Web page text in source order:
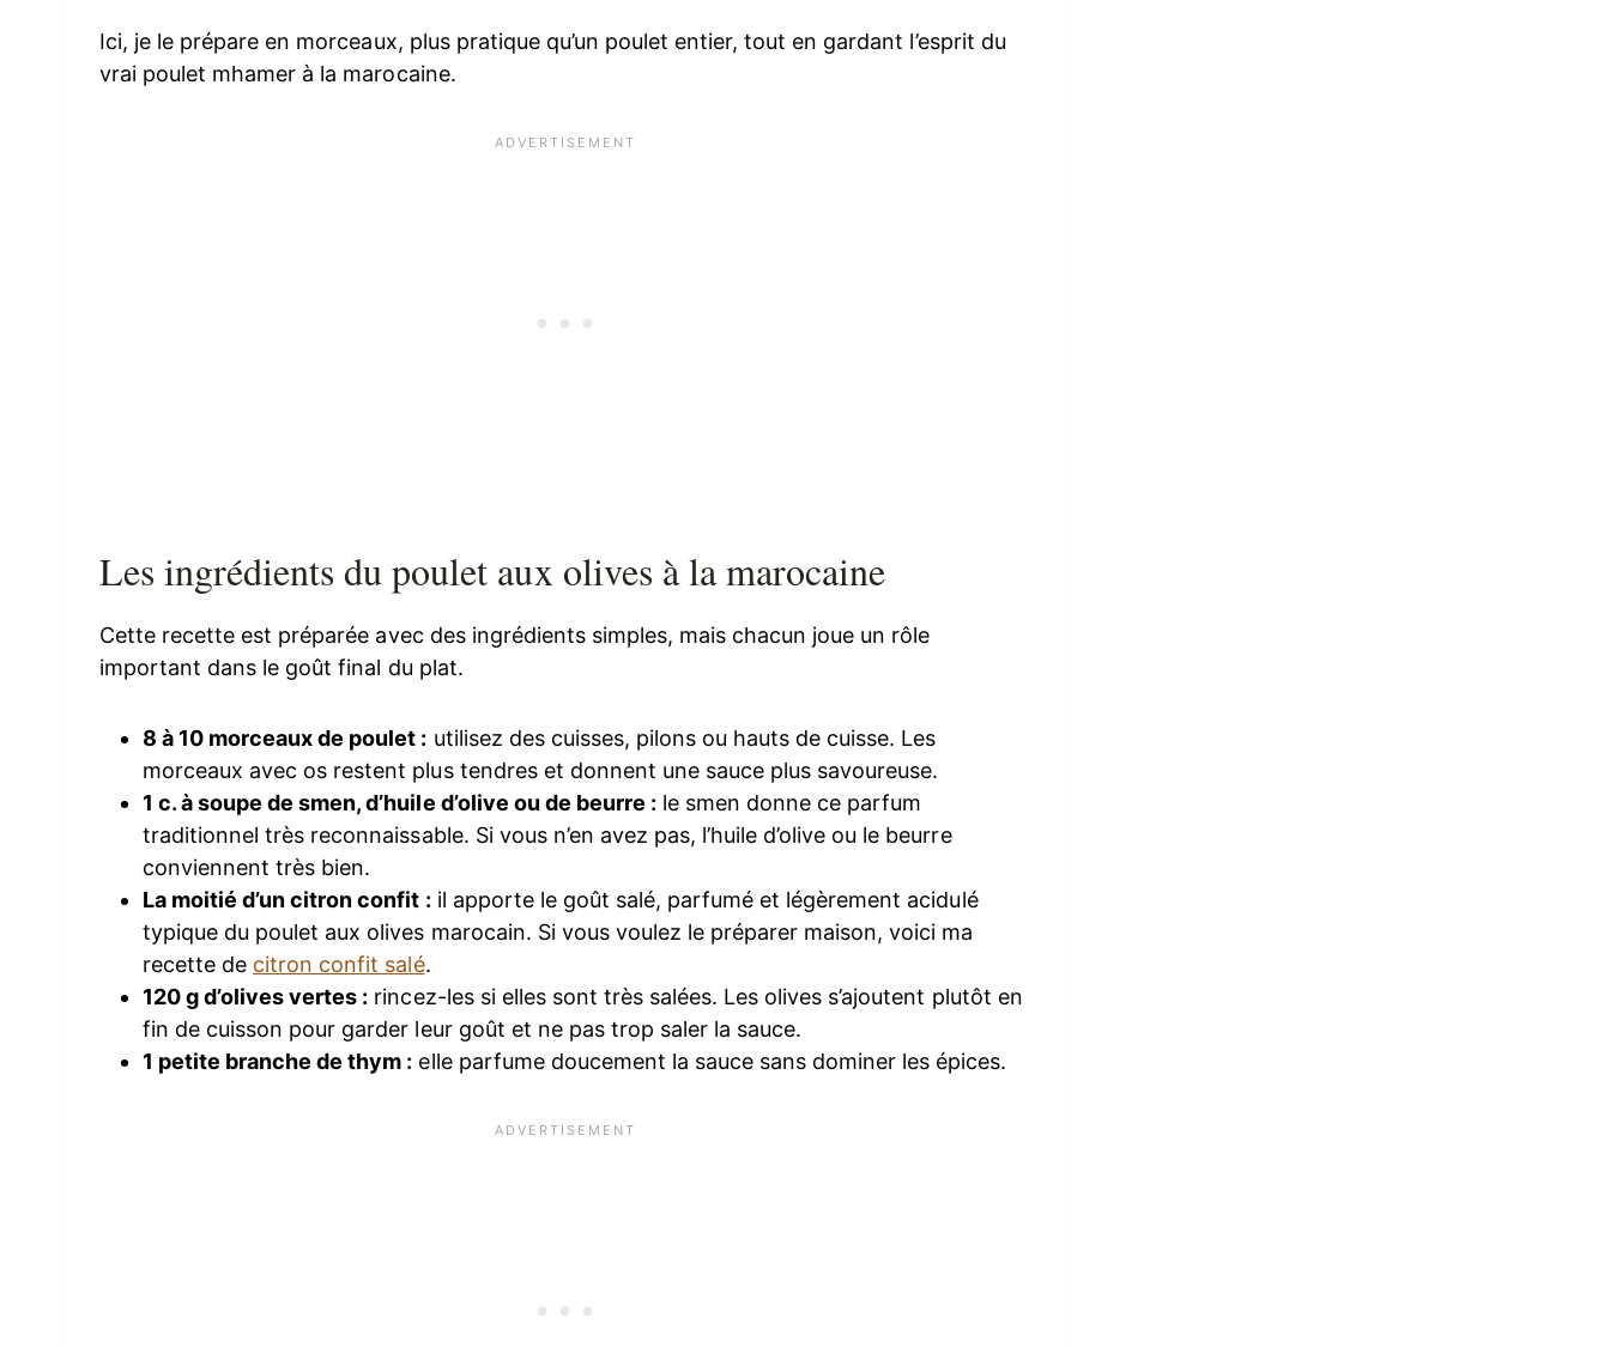
Ici, je le prépare en morceaux, plus pratique qu’un poulet entier, tout en gardant l’esprit du
vrai poulet mhamer à la marocaine.
Les ingrédients du poulet aux olives à la marocaine
Cette recette est préparée avec des ingrédients simples, mais chacun joue un rôle
important dans le goût final du plat.
8 à 10 morceaux de poulet : utilisez des cuisses, pilons ou hauts de cuisse. Les
morceaux avec os restent plus tendres et donnent une sauce plus savoureuse.
1 c. à soupe de smen, d’huile d’olive ou de beurre : le smen donne ce parfum
traditionnel très reconnaissable. Si vous n’en avez pas, l’huile d’olive ou le beurre
conviennent très bien.
La moitié d’un citron confit : il apporte le goût salé, parfumé et légèrement acidulé
typique du poulet aux olives marocain. Si vous voulez le préparer maison, voici ma
recette de citron confit salé.
120 g d’olives vertes : rincez-les si elles sont très salées. Les olives s’ajoutent plutôt en
fin de cuisson pour garder leur goût et ne pas trop saler la sauce.
1 petite branche de thym : elle parfume doucement la sauce sans dominer les épices.